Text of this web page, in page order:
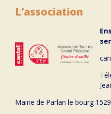
L’association
Mairie de Parlan le bourg